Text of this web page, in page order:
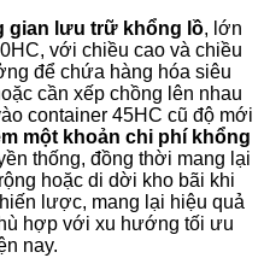
gian lưu trữ khổng lồ, lớn
với chiều cao và chiều
để chứa hàng hóa siêu
cần xếp chồng lên nhau
container 45HC cũ độ mới
một khoản chi phí khổng
thống, đồng thời mang lại
hoặc di dời kho bãi khi
lược, mang lại hiệu quả
hợp với xu hướng tối ưu
nay.